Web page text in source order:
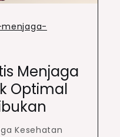
Menjaga
Optimal
Kesehatan